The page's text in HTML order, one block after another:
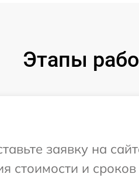
Этапы
заявку на
стоимости и